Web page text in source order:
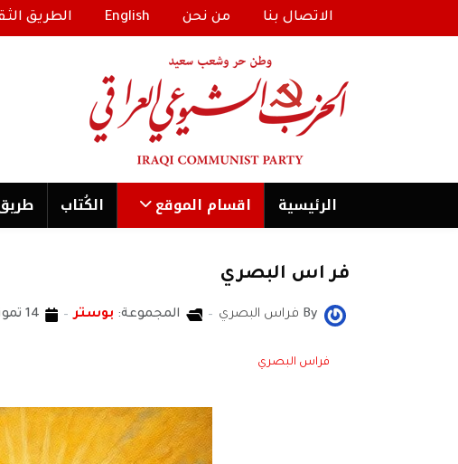
الاتصال بنا من نحن English الطريق
الرئیسية اقسام الموقع الكُتاب
فر اس البصري
By فراس البصري المجموعة: بوستر 14 تموز/يوليو 2025
فراس البصري